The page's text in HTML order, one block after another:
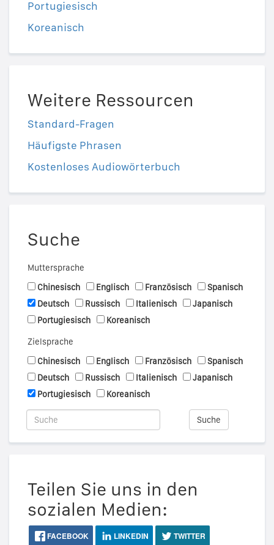
Portugiesisch
Koreanisch
Weitere Ressourcen
Standard-Fragen
Häufigste Phrasen
Kostenloses Audiowörterbuch
Suche
Muttersprache
Chinesisch
Englisch Französisch
Spanisch
Deutsch
Russisch Italienisch
Japanisch
Portugiesisch
Koreanisch
Zielsprache
Chinesisch
Englisch Französisch
Spanisch
Deutsch
Russisch Italienisch
Japanisch
Portugiesisch
Koreanisch
Suche
Teilen Sie uns in den
sozialen Medien:
FACEBOOK LINKEDIN
TWITTER